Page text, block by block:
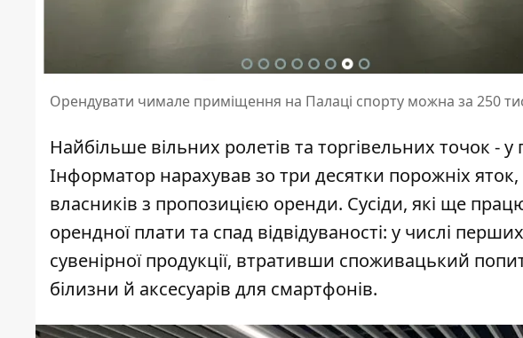
Орендувати чимале приміщення на Палаці спорту можна за 250
Найбільше вільних ролетів та торгівельних точок -
Інформатор нарахував зо три десятки порожніх
власників з пропозицією оренди. Сусіди, які ще
орендної плати та спад відвідуваності: у числі
сувенірної продукції, втративши споживацький
білизни й аксесуарів для смартфонів.